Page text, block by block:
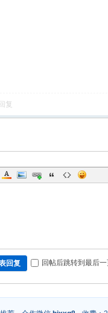
回复
回复 回帖后跳转到最后